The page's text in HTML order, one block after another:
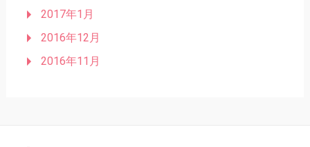
2017年1月
2016年12月
2016年11月